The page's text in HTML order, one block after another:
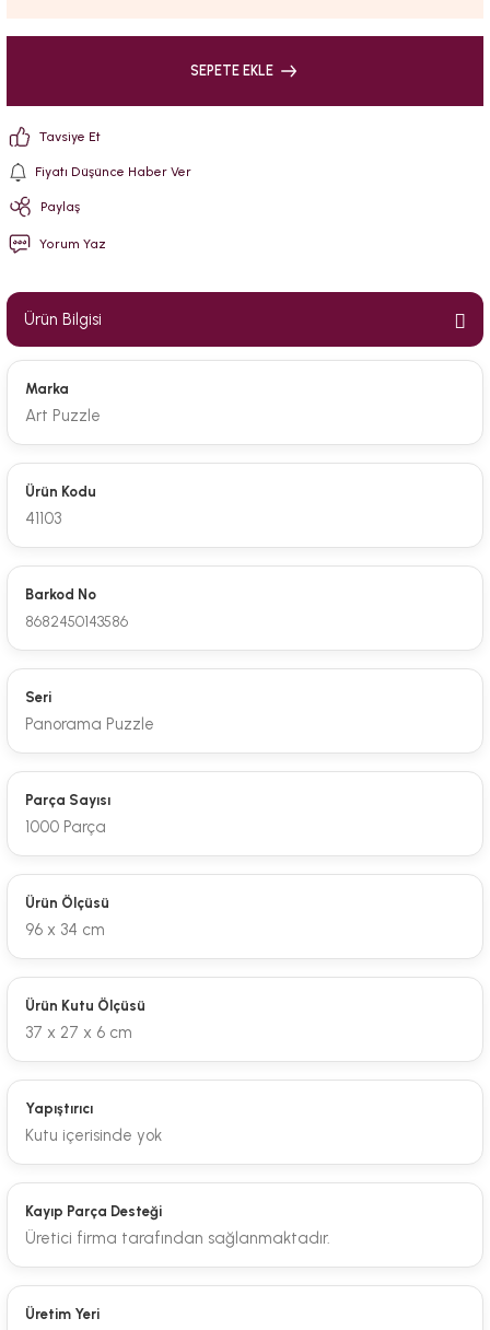
SEPETE EKLE
Tavsiye Et
Fiyatı Düşünce Haber Ver
Paylaş
Yorum Yaz
Ürün Bilgisi
Marka
Art Puzzle
Ürün Kodu
41103
Barkod No
8682450143586
Seri
Panorama Puzzle
Parça Sayısı
1000 Parça
Ürün Ölçüsü
96 x 34 cm
Ürün Kutu Ölçüsü
37 x 27 x 6 cm
Yapıştırıcı
Kutu içerisinde yok
Kayıp Parça Desteği
Üretici firma tarafından sağlanmaktadır.
Üretim Yeri